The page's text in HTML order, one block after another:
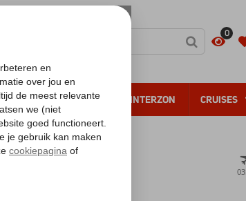
0
ALL INCLUSIVE WINTERZON CRUISES